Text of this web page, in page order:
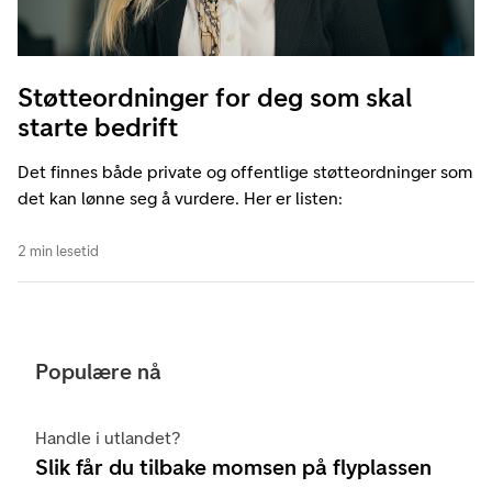
Støtteordninger for deg som skal
starte bedrift
Det finnes både private og offentlige støtteordninger som
det kan lønne seg å vurdere. Her er listen:
2 min lesetid
Populære nå
Handle i utlandet?
Slik får du tilbake momsen på flyplassen